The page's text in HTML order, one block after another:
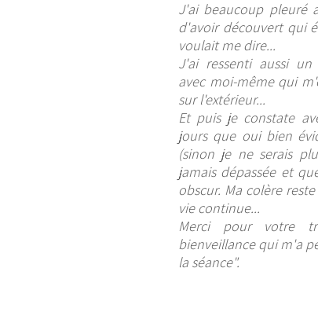
J'ai beaucoup pleuré
d'avoir découvert qui
voulait me dire...
J'ai ressenti aussi
avec moi-même qui
sur l'extérieur...
Et puis je constate
jours que oui bien
(sinon je ne serais
jamais dépassée et
obscur. Ma colère
vie continue...
Merci pour votre
bienveillance qui m'a
la séance".